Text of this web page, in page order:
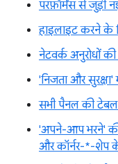
परफ़ॉर्मेंस से जुड़ी
हाइलाइट करने के
नेटवर्क अनुरोधों
'निजता और
सभी पैनल की टेबल
'अपने-आप भरने' की
और कॉर्नर-*-शेप